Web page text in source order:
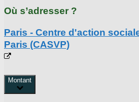
Où s’adresser ?
Paris - Centre d'action
Paris (CASVP)
Montant